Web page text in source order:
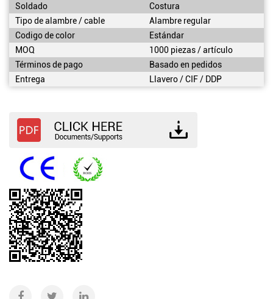
Soldado
Costura
Tipo de alambre / cable
Alambre regular
Codigo de color
Estándar
MOQ
1000 piezas / artículo
Términos de pago
Basado en pedidos
Entrega
Llavero / CIF / DDP